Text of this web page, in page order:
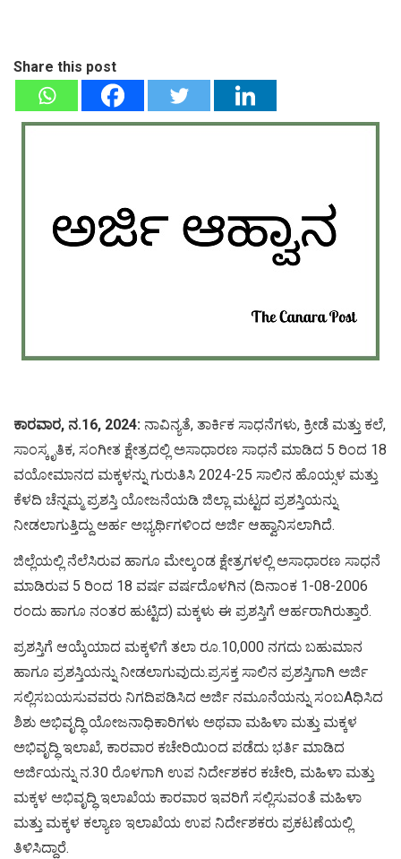
Share this post
ಕಾರವಾರ, ನ.16, 2024: ನಾವಿನ್ಯತೆ, ತಾರ್ಕಿಕ ಸಾಧನೆಗಳು, ಕ್ರೀಡೆ ಮತ್ತು ಕಲೆ,
ಸಾಂಸ್ಕೃತಿಕ, ಸಂಗೀತ ಕ್ಷೇತ್ರದಲ್ಲಿ ಅಸಾಧಾರಣ ಸಾಧನೆ ಮಾಡಿದ 5 ರಿಂದ 18
ವಯೋಮಾನದ ಮಕ್ಕಳನ್ನು ಗುರುತಿಸಿ 2024-25 ಸಾಲಿನ ಹೊಯ್ಸಳ ಮತ್ತು
ಕೆಳದಿ ಚೆನ್ನಮ್ಮ ಪ್ರಶಸ್ತಿ ಯೋಜನೆಯಡಿ ಜಿಲ್ಲಾ ಮಟ್ಟದ ಪ್ರಶಸ್ತಿಯನ್ನು
ನೀಡಲಾಗುತ್ತಿದ್ದು ಅರ್ಹ ಅಭ್ಯರ್ಥಿಗಳಿಂದ ಅರ್ಜಿ ಆಹ್ವಾನಿಸಲಾಗಿದೆ.
ಜಿಲ್ಲೆಯಲ್ಲಿ ನೆಲೆಸಿರುವ ಹಾಗೂ ಮೇಲ್ಕಂಡ ಕ್ಷೇತ್ರಗಳಲ್ಲಿ ಅಸಾಧಾರಣ ಸಾಧನೆ
ಮಾಡಿರುವ 5 ರಿಂದ 18 ವರ್ಷ ವರ್ಷದೊಳಗಿನ (ದಿನಾಂಕ 1-08-2006
ರಂದು ಹಾಗೂ ನಂತರ ಹುಟ್ಟಿದ) ಮಕ್ಕಳು ಈ ಪ್ರಶಸ್ತಿಗೆ ಆರ್ಹರಾಗಿರುತ್ತಾರೆ.
ಪ್ರಶಸ್ತಿಗೆ ಆಯ್ಕೆಯಾದ ಮಕ್ಕಳಿಗೆ ತಲಾ ರೂ.10,000 ನಗದು ಬಹುಮಾನ
ಹಾಗೂ ಪ್ರಶಸ್ತಿಯನ್ನು ನೀಡಲಾಗುವುದು.ಪ್ರಸಕ್ತ ಸಾಲಿನ ಪ್ರಶಸ್ತಿಗಾಗಿ ಅರ್ಜಿ
ಸಲ್ಲಿಸಬಯಸುವವರು ನಿಗದಿಪಡಿಸಿದ ಅರ್ಜಿ ನಮೂನೆಯನ್ನು ಸಂಬAಧಿಸಿದ
ಶಿಶು ಅಭಿವೃದ್ಧಿ ಯೋಜನಾಧಿಕಾರಿಗಳು ಅಥವಾ ಮಹಿಳಾ ಮತ್ತು ಮಕ್ಕಳ
ಅಭಿವೃದ್ಧಿ ಇಲಾಖೆ, ಕಾರವಾರ ಕಚೇರಿಯಿಂದ ಪಡೆದು ಭರ್ತಿ ಮಾಡಿದ
ಅರ್ಜಿಯನ್ನು ನ.30 ರೊಳಗಾಗಿ ಉಪ ನಿರ್ದೇಶಕರ ಕಚೇರಿ, ಮಹಿಳಾ ಮತ್ತು
ಮಕ್ಕಳ ಅಭಿವೃದ್ಧಿ ಇಲಾಖೆಯ ಕಾರವಾರ ಇವರಿಗೆ ಸಲ್ಲಿಸುವಂತೆ ಮಹಿಳಾ
ಮತ್ತು ಮಕ್ಕಳ ಕಲ್ಯಾಣ ಇಲಾಖೆಯ ಉಪ ನಿರ್ದೇಶಕರು ಪ್ರಕಟಣೆಯಲ್ಲಿ
ತಿಳಿಸಿದ್ದಾರೆ.